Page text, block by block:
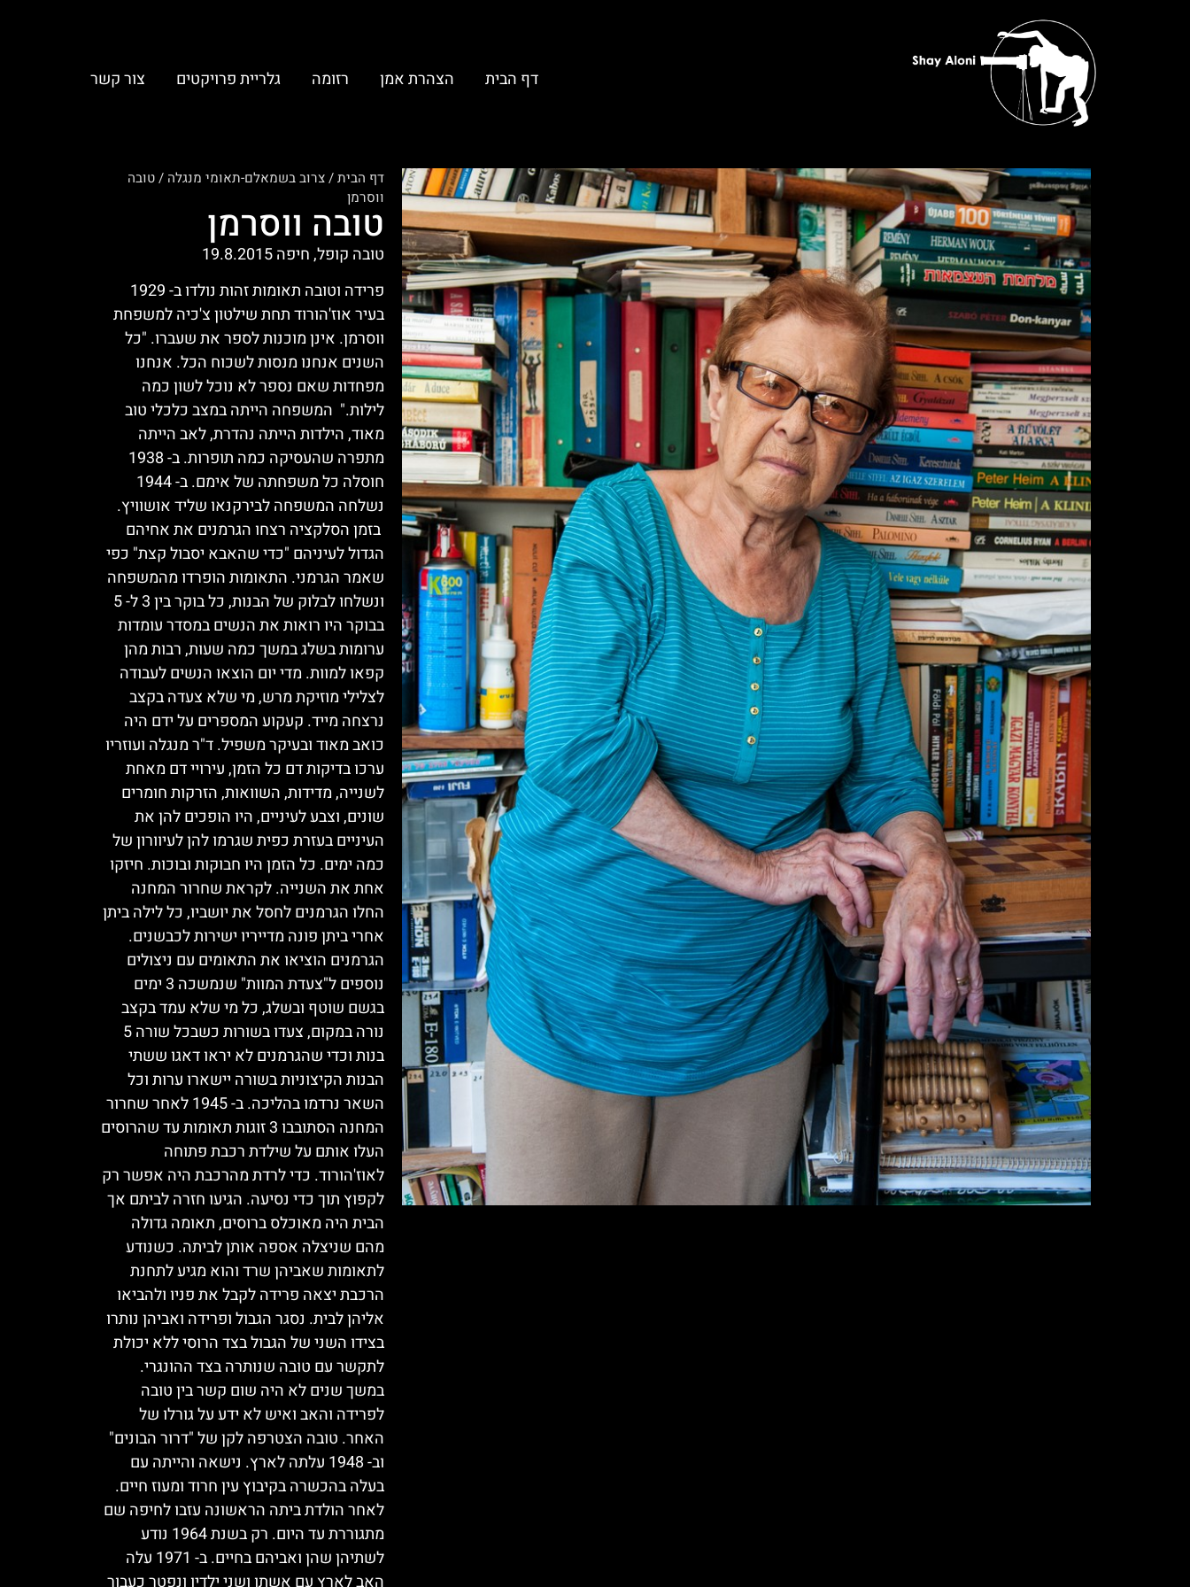
דף הבית הצהרת אמן רזומה גלריית פרויקטים צור קשר
דף הבית/צרוב בשמאלם-תאומי מנגלה /טובה
ווסרמן
טובה ווסרמן
טובה קופל, חיפה 19.8.2015
פרידה וטובה תאומות זהות נולדו ב- 1929
בעיר אוז'הורוד תחת שילטון צ'כיה למשפחת
ווסרמן. אינן מוכנות לספר את שעברו. "כל
השנים אנחנו מנסות לשכוח הכל. אנחנו
מפחדות שאם נספר לא נוכל לשון כמה
לילות." המשפחה הייתה במצב כלכלי טוב
מאוד, הילדות הייתה נהדרת, לאב הייתה
מתפרה שהעסיקה כמה תופרות. ב- 1938
חוסלה כל משפחתה של אימם. ב- 1944
נשלחה המשפחה לבירקנאו שליד אושוויץ.
בזמן הסלקציה רצחו הגרמנים את אחיהם
הגדול לעיניהם "כדי שהאבא יסבול קצת" כפי
שאמר הגרמני. התאומות הופרדו מהמשפחה
בבוקר היו רואות את הנשים במסדר עומדות
ערומות בשלג במשך כמה שעות, רבות מהן
קפאו למוות. מדי יום הוצאו הנשים לעבודה
לצלילי מוזיקת מרש, מי שלא צעדה בקצב
נרצחה מייד. קעקוע המספרים על ידם היה
כואב מאוד ובעיקר משפיל. ד"ר מנגלה ועוזריו
ערכו בדיקות דם כל הזמן, עירויי דם מאחת
לשנייה, מדידות, השוואות, הזרקות חומרים
שונים, וצבע לעיניים, היו הופכים להן את
העיניים בעזרת כפית שגרמו להן לעיוורון של
כמה ימים. כל הזמן היו חבוקות ובוכות. חיזקו
אחת את השנייה. לקראת שחרור המחנה
החלו הגרמנים לחסל את יושביו, כל לילה ביתן
אחרי ביתן פונה מדייריו ישירות לכבשנים.
הגרמנים הוציאו את התאומים עם ניצולים
נוספים ל"צעדת המוות" שנמשכה 3 ימים
בגשם שוטף ובשלג, כל מי שלא עמד בקצב
נורה במקום, צעדו בשורות כשבכל שורה 5
בנות וכדי שהגרמנים לא יראו דאגו ששתי
הבנות הקיצוניות בשורה יישארו ערות וכל
השאר נרדמו בהליכה. ב- 1945 לאחר שחרור
המחנה הסתובבו 3 זוגות תאומות עד שהרוסים
העלו אותם על שילדת רכבת פתוחה
לאוז'הורוד. כדי לרדת מהרכבת היה אפשר רק
לקפוץ תוך כדי נסיעה. הגיעו חזרה לביתם אך
הבית היה מאוכלס ברוסים, תאומה גדולה
מהם שניצלה אספה אותן לביתה. כשנודע
לתאומות שאביהן שרד והוא מגיע לתחנת
הרכבת יצאה פרידה לקבל את פניו ולהביאו
אליהן לבית. נסגר הגבול ופרידה ואביהן נותרו
בצידו השני של הגבול בצד הרוסי ללא יכולת
לתקשר עם טובה שנותרה בצד ההונגרי.
במשך שנים לא היה שום קשר בין טובה
לפרידה והאב ואיש לא ידע על גורלו של
האחר. טובה הצטרפה לקן של "דרור הבונים"
וב- 1948 עלתה לארץ. נישאה והייתה עם
בעלה בהכשרה בקיבוץ עין חרוד ומעוז חיים.
לאחר הולדת ביתה הראשונה עזבו לחיפה שם
מתגוררת עד היום. רק בשנת 1964 נודע
לשתיהן שהן ואביהם בחיים. ב- 1971 עלה